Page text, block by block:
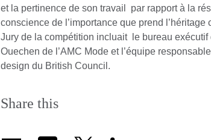
et la pertinence de son travail par rapport à la
conscience de l’importance que prend
Jury de la compétition incluait le bureau
Ouechen de l’AMC Mode et l’équipe
design du British Council.
Share this